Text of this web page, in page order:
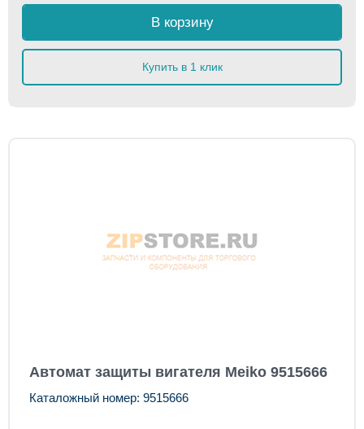
В корзину
Купить в 1 клик
Автомат защиты вигателя Meiko 9515666
Каталожный номер: 9515666